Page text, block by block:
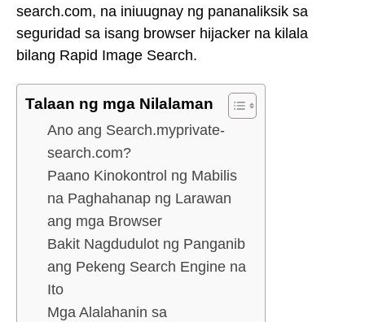
search.com, na iniuugnay ng pananaliksik sa
seguridad sa isang browser hijacker na kilala
bilang Rapid Image Search.
Talaan ng mga Nilalaman
Ano ang Search.myprivate-
search.com?
Paano Kinokontrol ng Mabilis
na Paghahanap ng Larawan
ang mga Browser
Bakit Nagdudulot ng Panganib
ang Pekeng Search Engine na
Ito
Mga Alalahanin sa